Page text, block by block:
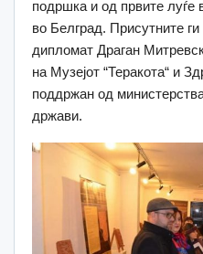
подршка и од првите
во Белград. Присутните
дипломат Драган
на Музејот “Теракота“ и
поддржан од
држави.